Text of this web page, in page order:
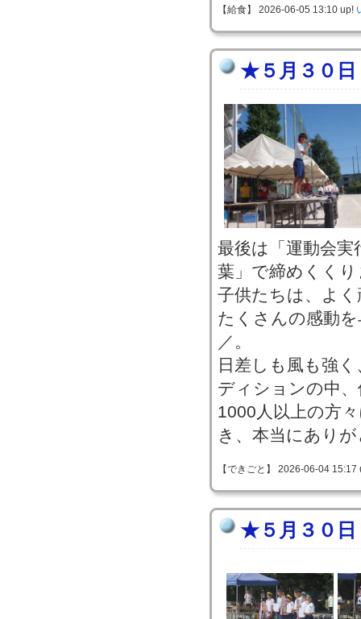
【給食】 2026-06-05 13:10 up!
★５月３０日
最後は「運動会実
葉」で締めくく
子供たちは、よ
たくさんの感動
／。
日差しも風も強
ディションの中
1000人以上の方
き、本当にあり
【できごと】 2026-06-04
★５月３０日